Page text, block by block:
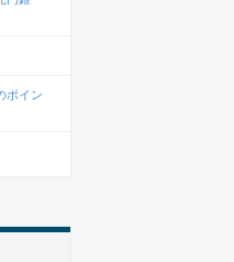
ポイン